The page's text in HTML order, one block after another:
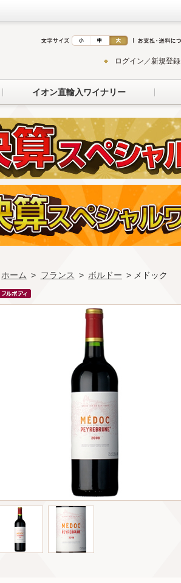
ログイン／新規登録
イオン直輸入ワイナリー
ホーム > フランス > ボルドー > メドック